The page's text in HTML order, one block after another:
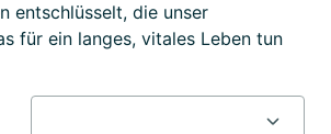
entschlüsselt, die unser
für ein langes, vitales Leben tun